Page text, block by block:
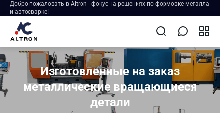
Добро пожаловать в Altron - фокус на решениях по формовке металла
и автосварке!
Изготовленные на заказ
металлические вращающиеся
детали